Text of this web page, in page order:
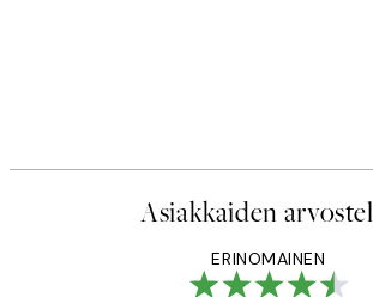
Asiakkaiden
ERINOMAINEN